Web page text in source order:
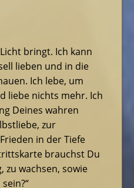
bringt. Ich kann
lieben und in die
Ich lebe, um
liebe nichts mehr. Ich
Deines wahren
zur
in der Tiefe
brauchst Du
zu wachsen, sowie